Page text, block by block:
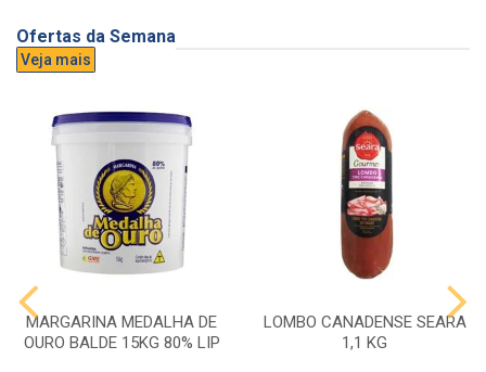
Ofertas da Semana
Veja mais
MARGARINA MEDALHA DE
OURO BALDE 15KG 80% LIP
LOMBO CANADENSE SEARA
1,1 KG